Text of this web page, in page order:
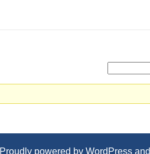
Proudly powered by WordPressand